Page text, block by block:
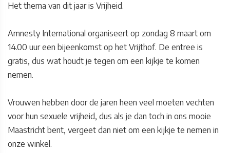
Het thema van dit jaar is Vrijheid.
Amnesty International organiseert op zondag 8 maart om
14.00 uur een bijeenkomst op het Vrijthof. De entree is
gratis, dus wat houdt je tegen om een kijkje te komen
nemen.
Vrouwen hebben door de jaren heen veel moeten vechten
voor hun sexuele vrijheid, dus als je dan toch in ons mooie
Maastricht bent, vergeet dan niet om een kijkje te nemen in
onze winkel.